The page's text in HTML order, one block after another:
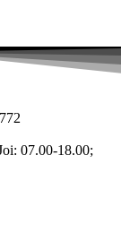
07.00-18.00;